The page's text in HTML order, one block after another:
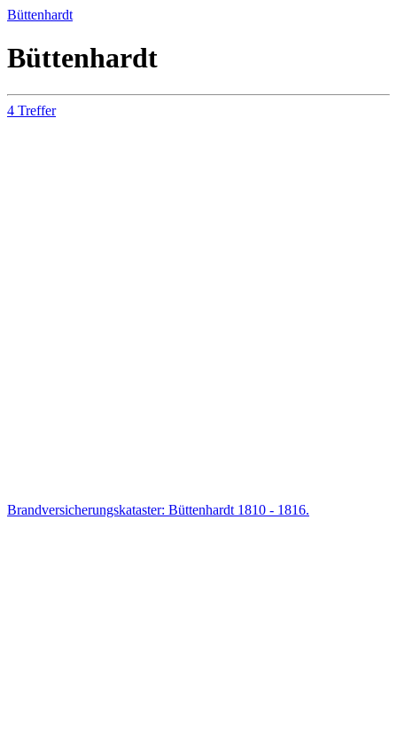
Büttenhardt
Büttenhardt
4 Treffer
Brandversicherungskataster: Büttenhardt 1810 - 1816.